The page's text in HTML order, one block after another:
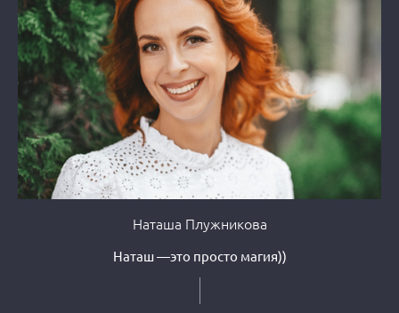
Наташа Плужникова
Наташ —это просто магия))